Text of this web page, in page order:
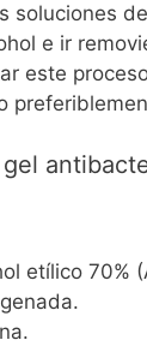
soluciones
e ir
este
etílico 70%